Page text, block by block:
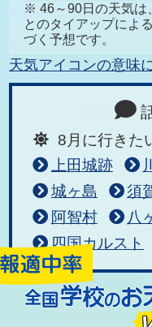
※ 46～90日の天気は
とのタイアップによ
づく予想です。
天気アイコンの意味
8月に行きた
上田城跡
城ヶ島
須
阿智村
八
四国カルスト